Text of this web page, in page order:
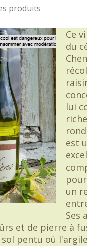
Ce
du
lui
est
un
Ses
et de pierre à
pentu où